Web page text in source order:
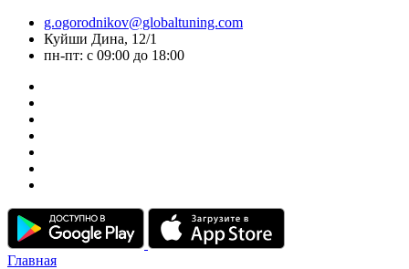
g.ogorodnikov@globaltuning.com
Куйши Дина, 12/1
пн-пт: с 09:00 до 18:00
Главная